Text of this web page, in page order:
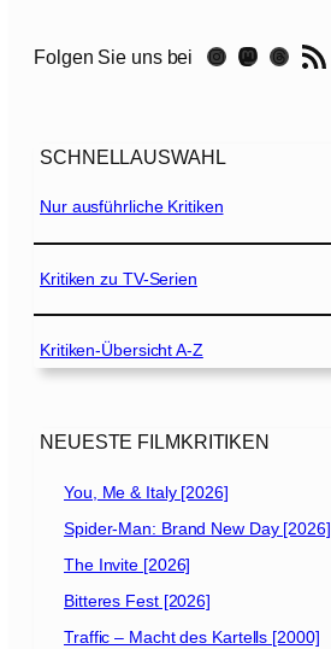
d
h
a
[
1
3
]
Folgen Sie uns bei Instagram Mastodon Threads RSS-Feed
SCHNELLAUSWAHL
Nur ausführliche Kritiken
Kritiken zu TV-Serien
Kritiken-Übersicht A-Z
NEUESTE FILMKRITIKEN
You, Me & Italy [2026]
Spider-Man: Brand New Day [2026]
The Invite [2026]
Bitteres Fest [2026]
Traffic – Macht des Kartells [2000]